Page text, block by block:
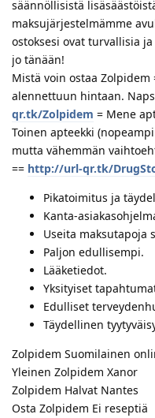
säännöllisistä
maksujärjestelmämme
ostoksesi ovat turvallisia
jo tänään!
Mistä voin ostaa Zolpidem
alennettuun hintaan.
qr.tk/Zolpidem = Mene
Toinen apteekki
mutta vähemmän
== http://url-qr.tk/
Pikatoimitus ja
Kanta-
Useita maksutapoja
Paljon edullisempi.
Lääketiedot.
Yksityiset
Edulliset
Täydellinen
Zolpidem Suomilainen
Yleinen Zolpidem Xanor
Zolpidem Halvat Nantes
Osta Zolpidem Ei reseptiä